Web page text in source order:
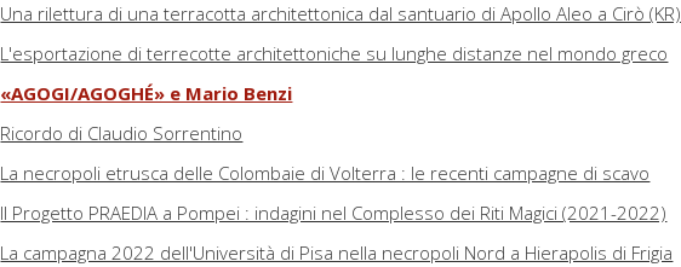
Una rilettura di una terracotta architettonica dal santuario di Apollo Aleo a Cirò (KR)
L'esportazione di terrecotte architettoniche su lunghe distanze nel mondo greco
«AGOGI/AGOGHÉ» e Mario Benzi
Ricordo di Claudio Sorrentino
La necropoli etrusca delle Colombaie di Volterra : le recenti campagne di scavo
Il Progetto PRAEDIA a Pompei : indagini nel Complesso dei Riti Magici (2021-2022)
La campagna 2022 dell'Università di Pisa nella necropoli Nord a Hierapolis di Frigia